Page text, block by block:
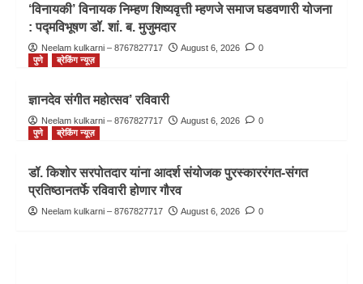
‘विनायकी’ विनायक निम्हण शिष्यवृत्ती म्हणजे समाज घडवणारी योजना
: पद्मविभूषण डॉ. शां. ब. मुजुमदार
Neelam kulkarni – 8767827717 August 6, 2026
0
पुणे
ब्रेकिंग न्यूज़
ज्ञानदेव संगीत महोत्सव’ रविवारी
Neelam kulkarni – 8767827717 August 6, 2026
0
पुणे
ब्रेकिंग न्यूज़
डॉ. किशोर सरपोतदार यांना आदर्श संयोजक पुरस्काररंगत-संगत
प्रतिष्ठानतर्फे रविवारी होणार गौरव
Neelam kulkarni – 8767827717 August 6, 2026 0